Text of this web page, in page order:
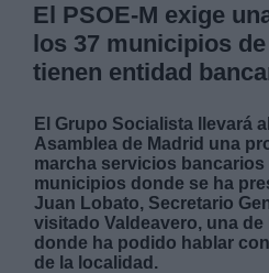
El PSOE-M exige
los 37 municipios
tienen entidad
El Grupo Socialista llevará
Asamblea de Madrid una
marcha servicios
municipios donde se ha
Juan Lobato, Secretario
visitado Valdeavero, una
donde ha podido hablar
de la localidad.
Legitimación:
Destinatarios: